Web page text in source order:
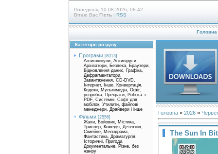
Понеділок, 10.08.2026, 08:42
Вітаю Вас Гість | RSS
Головна
Категорії розділу
Програми [8013]
Антишпигуни, Антивіруси,
Архіватори, Безпека, Браузери,
Відновлення даних, Графіка,
Дефрагментатори,
Завантаження, CD-DVD,
Інтернет, Інше, Конвертація,
Кодеки, Мультимедіа, Офіс,
розробка, Прекраси, Робота з
PDF, Системні, Софт для
мобілок, Утилити, файлові
менеджери, Драйвери і інше
Фільми [2556]
Жахи, Бойовик, Містика,
Триллер, Комедія, Детектив,
Сімейне, Мелодрама,
Фантастика, Драматургія,
Історичні, Пригоди,
Документальне, Різне, без
жанру
Головна » 2026 »
The Sun In